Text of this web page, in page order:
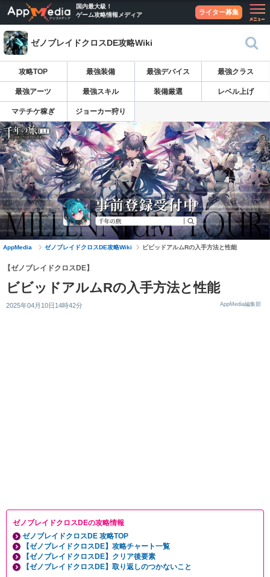
国内最大級！
ゲーム攻略情報メディア
ライター募集
ゼノブレイドクロスDE攻略Wiki
攻略TOP 最強装備 最強デバイス 最強クラス
最強アーツ 最強スキル 装備厳選 レベル上げ
マテチケ稼ぎ ジョーカー狩り
AppMedia ゼノブレイドクロスDE攻略Wiki ビビッドアルムRの入手方法と性能
【ゼノブレイドクロスDE】
ビビッドアルムRの入手方法と性能
2025年04月10日14時42分 AppMedia編集部
ゼノブレイドクロスDEの攻略情報
ゼノブレイドクロスDE 攻略TOP
【ゼノブレイドクロスDE】攻略チャート一覧
【ゼノブレイドクロスDE】クリア後要素
【ゼノブレイドクロスDE】取り返しのつかないこと